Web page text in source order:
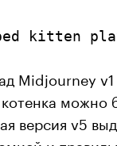
kitten
Midjourney v1
можно
версия v5